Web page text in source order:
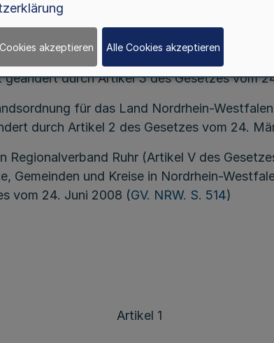
vom 14. Juli 1994 (
)
Kreisordnung für das Land Nordrhein-
geändert durch Artikel 3 des Gesetzes vom
für das Land Nordrhein-
durch Artikel 2 des Gesetzes vom 24.
Regionalverband Ruhr (Artikel V des
Gemeinden und Kreise in Nordrhein-
vom 24. Juni 2008 (GV. NRW. S. 514)
Artikel 1
akzeptieren Alle Cookies akzeptieren